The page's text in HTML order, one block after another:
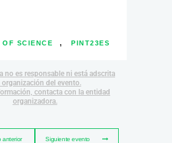
OF SCIENCE , PINT23ES
no es responsable ni está adscrita
organización del evento.
contacta con la entidad
organizadora.
anterior Siguiente evento